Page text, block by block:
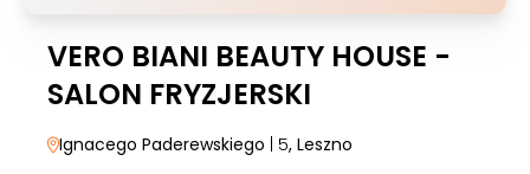
VERO BIANI BEAUTY HOUSE -
SALON FRYZJERSKI
Ignacego Paderewskiego | 5, Leszno